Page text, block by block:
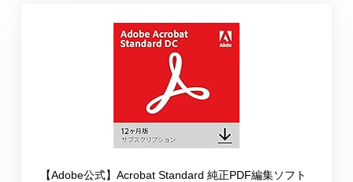
【Adobe公式】Acrobat Standard 純正PDF編集ソフト